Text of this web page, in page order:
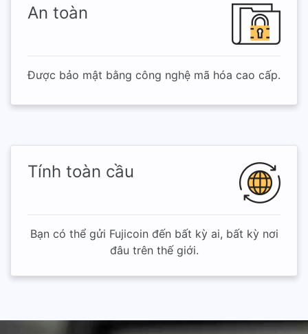
An toàn
Được bảo mật bằng công nghệ mã hóa cao cấp.
Tính toàn cầu
Bạn có thể gửi Fujicoin đến bất kỳ ai, bất kỳ nơi
đâu trên thế giới.